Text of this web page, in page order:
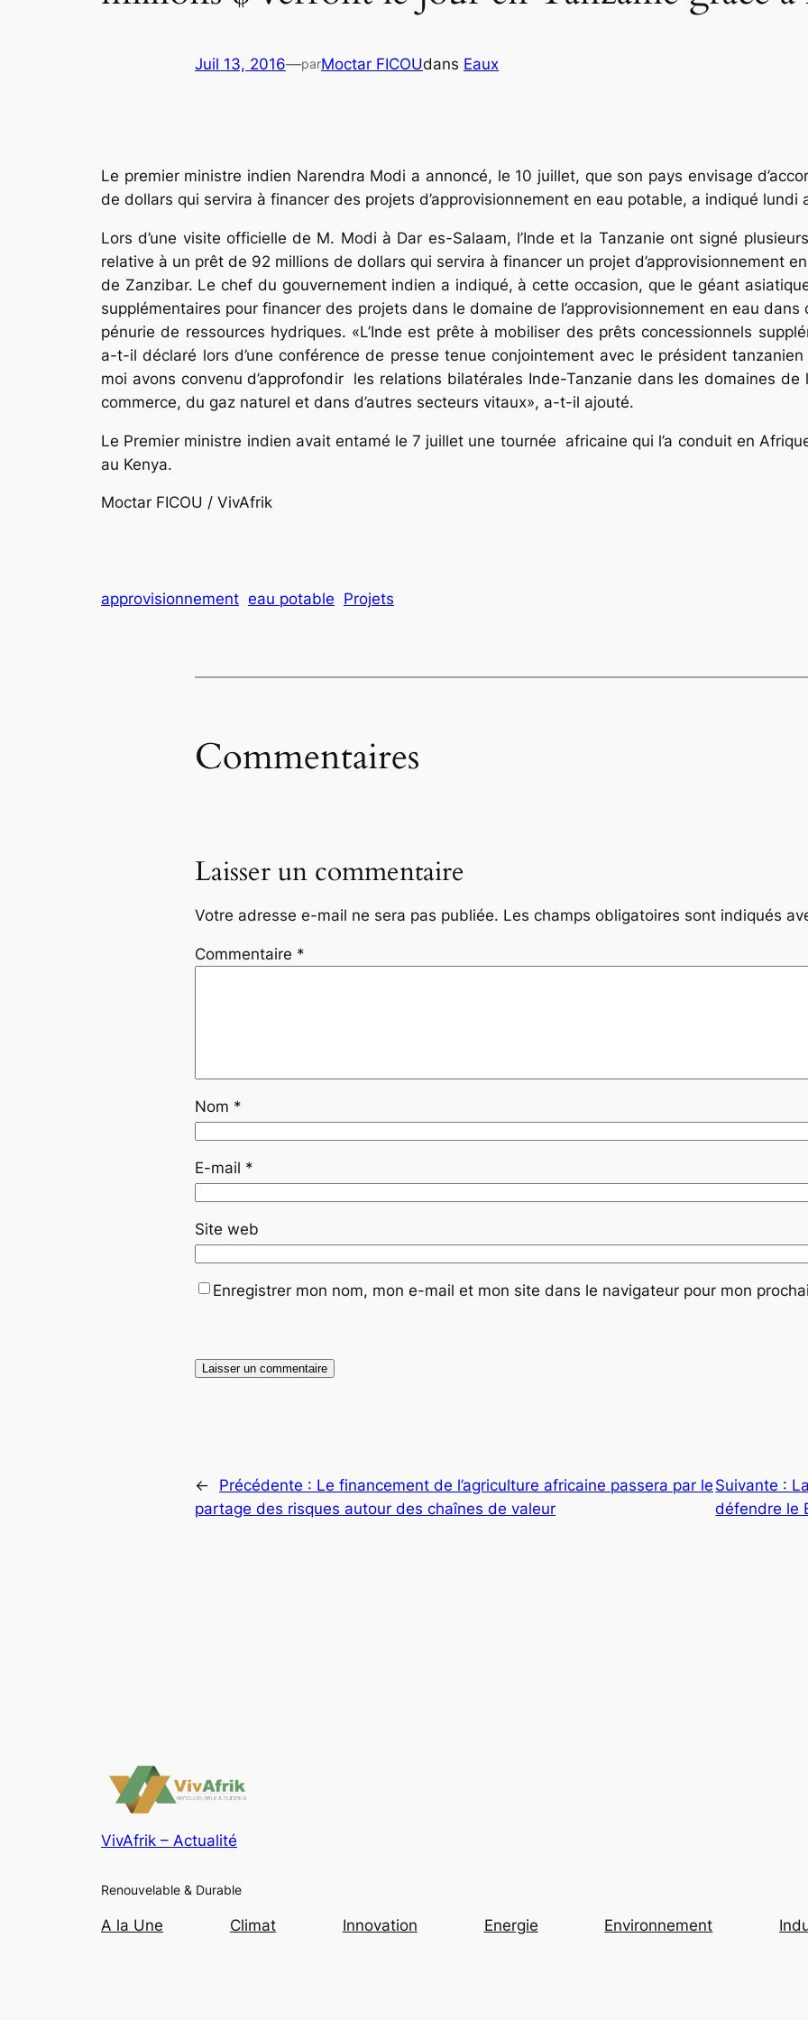
Juil 13, 2016—parMoctar FICOUdans Eaux
Le premier ministre indien Narendra Modi a annoncé, le 10 juillet, que son pays envisage
de dollars qui servira à financer des projets d’approvisionnement en eau potable, a indiqué lundi
Lors d’une visite officielle de M. Modi à Dar es-Salaam, l’Inde et la Tanzanie ont signé
relative à un prêt de 92 millions de dollars qui servira à financer un projet d’approvisionnement
de Zanzibar. Le chef du gouvernement indien a indiqué, à cette occasion, que le géant
supplémentaires pour financer des projets dans le domaine de l’approvisionnement en eau dans
pénurie de ressources hydriques. «L’Inde est prête à mobiliser des prêts concessionnels
a-t-il déclaré lors d’une conférence de presse tenue conjointement avec le président
moi avons convenu d’approfondir les relations bilatérales Inde-Tanzanie dans les domaines de
commerce, du gaz naturel et dans d’autres secteurs vitaux», a-t-il ajouté.
Le Premier ministre indien avait entamé le 7 juillet une tournée africaine qui l’a conduit en
au Kenya.
Moctar FICOU / VivAfrik
approvisionnement eau potable Projets
Commentaires
Laisser un commentaire
Votre adresse e-mail ne sera pas publiée. Les champs obligatoires sont indiqués
Commentaire *
Nom *
E-mail *
Site web
Enregistrer mon nom, mon e-mail et mon site dans le navigateur pour mon
← Précédente : Le financement de l’agriculture africaine passera par le
partage des risques autour des chaînes de valeur
Suivante :
défendre le
VivAfrik – Actualité
Renouvelable & Durable
A la Une Climat Innovation Energie Environnement